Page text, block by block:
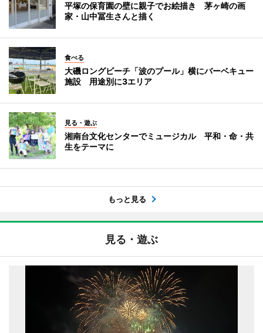
平塚の保育園の壁に親子でお絵描き 茅ヶ崎の画
家・山中冨生さんと描く
食べる
大磯ロングビーチ「波のプール」横にバーベキュー
施設 用途別に3エリア
見る・遊ぶ
湘南台文化センターでミュージカル 平和・命・共
生をテーマに
もっと見る
見る・遊ぶ